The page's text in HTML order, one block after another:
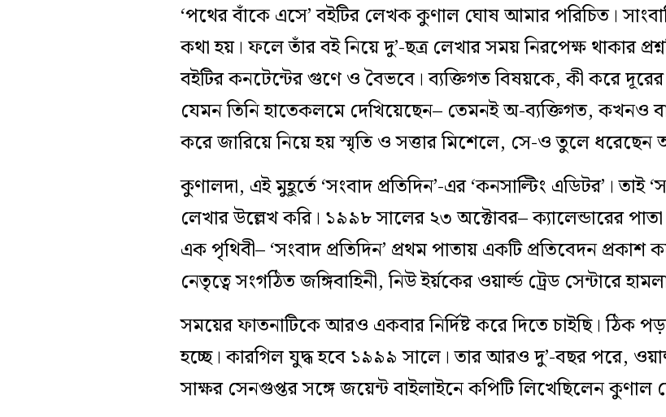
‘পথের বাঁকে এসে’ বইটির লেখক কুণাল ঘোষ আমার পরিচিত।
কথা হয়। ফলে তাঁর বই নিয়ে দু’-ছত্র লেখার সময় নিরপেক্ষ থাকার
বইটির কনটেন্টের গুণে ও বৈভবে। ব্যক্তিগত বিষয়কে, কী করে
যেমন তিনি হাতেকলমে দেখিয়েছেন– তেমনই অ-ব্যক্তিগত, কখনও
করে জারিয়ে নিয়ে হয় স্মৃতি ও সত্তার মিশেলে, সে-ও তুলে ধরেছেন
কুণালদা, এই মুহূর্তে ‘সংবাদ প্রতিদিন’-এর ‘কনসাল্টিং এডিটর’। তাই
লেখার উল্লেখ করি। ১৯৯৮ সালের ২৩ অক্টোবর– ক্যালেন্ডারের
এক পৃথিবী– ‘সংবাদ প্রতিদিন’ প্রথম পাতায় একটি প্রতিবেদন
নেতৃত্বে সংগঠিত জঙ্গিবাহিনী, নিউ ইর্য়কের ওয়ার্ল্ড ট্রেড সেন্টারে
সময়ের ফাতনাটিকে আরও একবার নির্দিষ্ট করে দিতে চাইছি। ঠিক
হচ্ছে। কারগিল যুদ্ধ হবে ১৯৯৯ সালে। তার আরও দু’-বছর পরে,
সাক্ষর সেনগুপ্তর সঙ্গে জয়েন্ট বাইলাইনে কপিটি লিখেছিলেন কুণাল